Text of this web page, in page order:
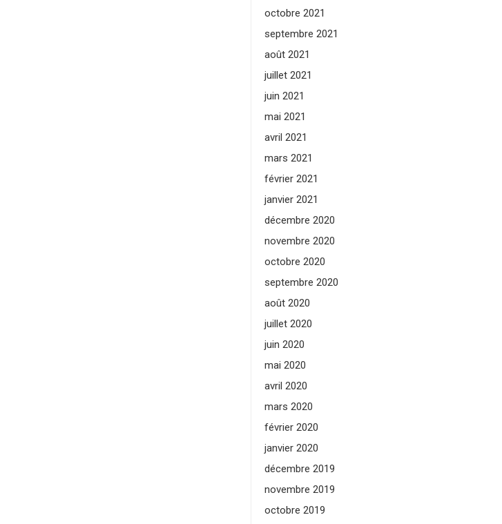
octobre 2021
septembre 2021
août 2021
juillet 2021
juin 2021
mai 2021
avril 2021
mars 2021
février 2021
janvier 2021
décembre 2020
novembre 2020
octobre 2020
septembre 2020
août 2020
juillet 2020
juin 2020
mai 2020
avril 2020
mars 2020
février 2020
janvier 2020
décembre 2019
novembre 2019
octobre 2019